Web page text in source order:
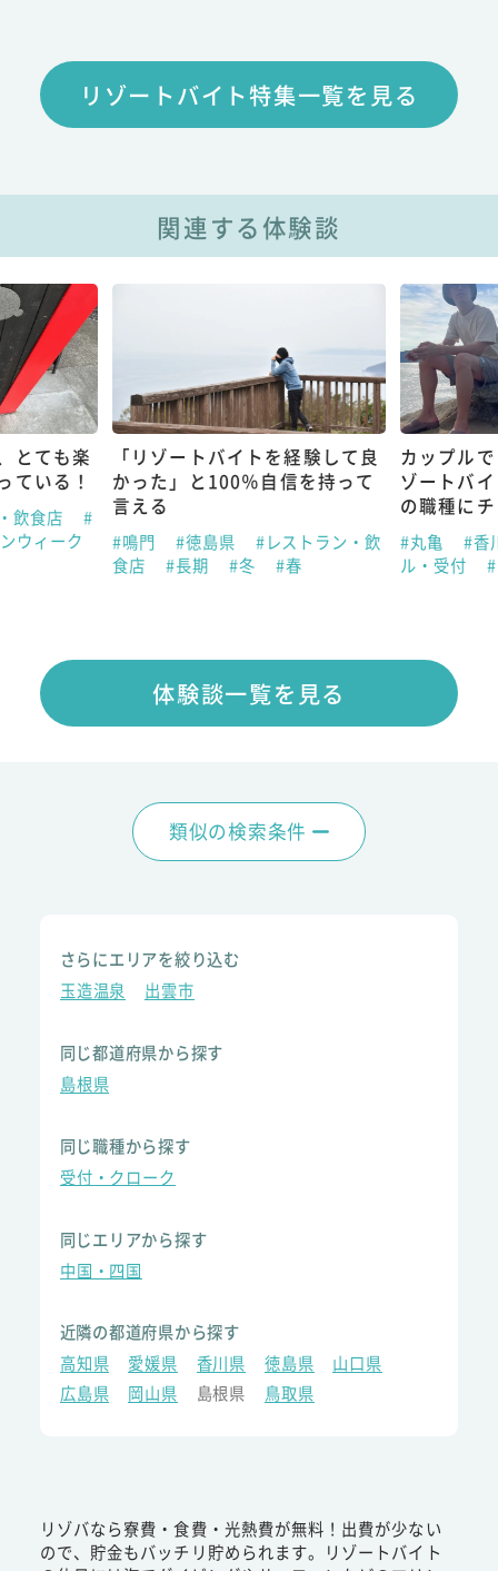
リゾートバイト特集一覧を見る
関連する体験談
とても楽
ている！
飲食店
#
ウィーク
「リゾートバイトを経験して良
かった」と100％自信を持って
言える
#鳴門 #徳島県
#レストラン・飲
食店
#長期 #冬 #春
カップル
ゾートバ
の職種に
#丸亀
#香
ル・受付
体験談一覧を見る
類似の検索条件
さらにエリアを絞り込む
玉造温泉
出雲市
同じ都道府県から探す
島根県
同じ職種から探す
受付・クローク
同じエリアから探す
中国・四国
近隣の都道府県から探す
高知県
愛媛県 香川県 徳島県
山口県
広島県
岡山県 島根県 鳥取県
リゾバなら寮費・食費・光熱費が無料！出費が少ない
ので、貯金もバッチリ貯められます。リゾートバイト